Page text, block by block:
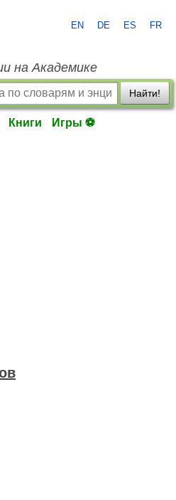
EN DE ES FR
на Академике
Найти!
Книги Игры ⚽